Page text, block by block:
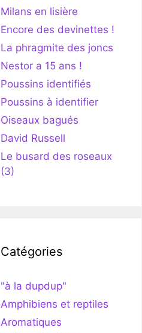
Milans en lisière
Encore des devinettes !
La phragmite des joncs
Nestor a 15 ans !
Poussins identifiés
Poussins à identifier
Oiseaux bagués
David Russell
Le busard des roseaux
(3)
Catégories
"à la dupdup"
Amphibiens et reptiles
Aromatiques